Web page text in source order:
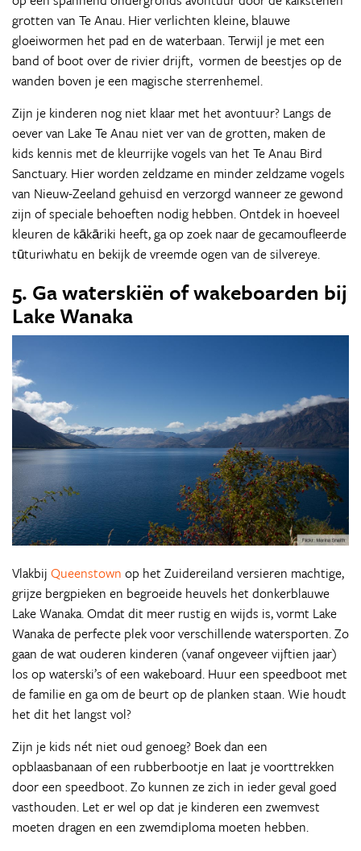
grotten van Te Anau. Hier verlichten kleine, blauwe
gloeiwormen het pad en de waterbaan. Terwijl je met een
band of boot over de rivier drijft, vormen de beestjes op de
wanden boven je een magische sterrenhemel.
Zijn je kinderen nog niet klaar met het avontuur? Langs de
oever van Lake Te Anau niet ver van de grotten, maken de
kids kennis met de kleurrijke vogels van het Te Anau Bird
Sanctuary. Hier worden zeldzame en minder zeldzame vogels
van Nieuw-Zeeland gehuisd en verzorgd wanneer ze gewond
zijn of speciale behoeften nodig hebben. Ontdek in hoeveel
kleuren de kākāriki heeft, ga op zoek naar de gecamoufleerde
tūturiwhatu en bekijk de vreemde ogen van de silvereye.
5. Ga waterskiën of wakeboarden bij
Lake Wanaka
Vlakbij Queenstown op het Zuidereiland versieren machtige,
grijze bergpieken en begroeide heuvels het donkerblauwe
Lake Wanaka. Omdat dit meer rustig en wijds is, vormt Lake
Wanaka de perfecte plek voor verschillende watersporten. Zo
gaan de wat ouderen kinderen (vanaf ongeveer vijftien jaar)
los op waterski’s of een wakeboard. Huur een speedboot met
de familie en ga om de beurt op de planken staan. Wie houdt
het dit het langst vol?
Zijn je kids nét niet oud genoeg? Boek dan een
opblaasbanaan of een rubberbootje en laat je voorttrekken
door een speedboot. Zo kunnen ze zich in ieder geval goed
vasthouden. Let er wel op dat je kinderen een zwemvest
moeten dragen en een zwemdiploma moeten hebben.